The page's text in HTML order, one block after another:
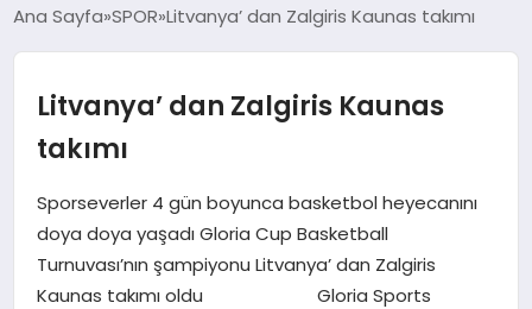
AFŞİN
BİZE ULAŞIN
Ana Sayfa SPOR Litvanya’ dan Zalgiris Kaunas takımı
Litvanya’ dan Zalgiris Kaunas
takımı
Sporseverler 4 gün boyunca basketbol heyecanını
doya doya yaşadı Gloria Cup Basketball
Turnuvası’nın şampiyonu Litvanya’ dan Zalgiris
Kaunas takımı oldu Gloria Sports